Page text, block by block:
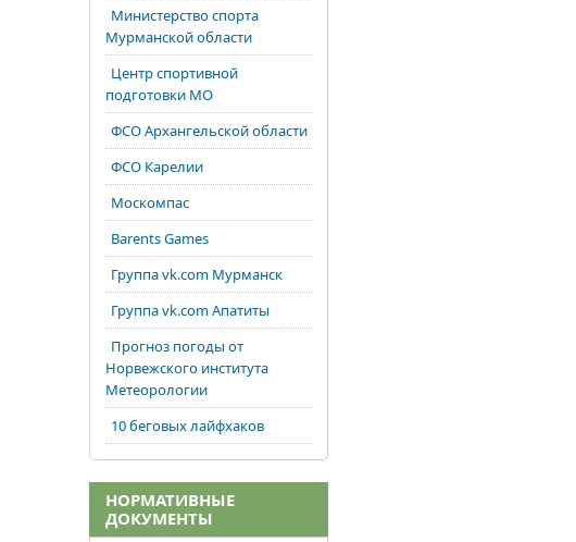
Министерство спорта
Мурманской области
Центр спортивной
подготовки МО
ФСО Архангельской области
ФСО Карелии
Москомпас
Barents Games
Группа vk.com Мурманск
Группа vk.com Апатиты
Прогноз погоды от
Норвежского института
Метеорологии
10 беговых лайфхаков
НОРМАТИВНЫЕ
ДОКУМЕНТЫ